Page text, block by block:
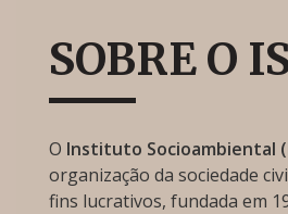
SOBRE O
O Instituto Socioambiental
organização da sociedade
fins lucrativos, fundada em